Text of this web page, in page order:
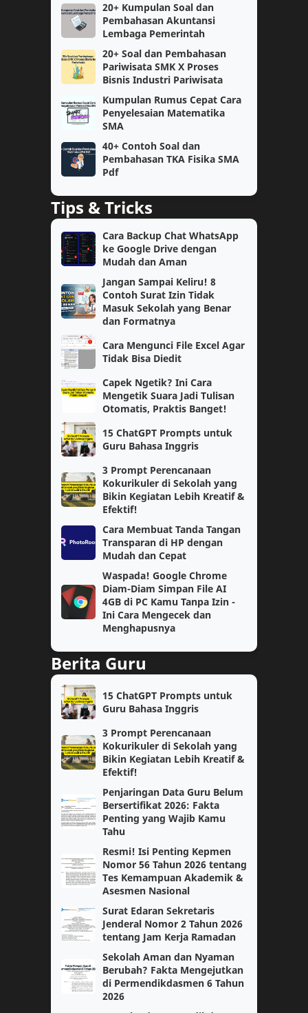
Kelas 1
Kurikulum Merdeka Belajar KSN
Bahasa Inggris
SAT
Semester 2
OSN
Akuntansi Bahasa Indonesia
Cerita Reflektif Motivasi
SAS
Tutorial
Pembahasan
Lomba Siswa
Materi Pelajaran PPG Daljab
Ekonomi
Kelas 4
PAS
Semester 1
jaringan kelas 2
Coding
Guru Kelas
Kokurikuler
PJOK
Pendidikan Pancasila Sejarah
paskibraka
20+ Kumpulan Soal dan
Pembahasan Akuntansi
Lembaga Pemerintah
20+ Soal dan Pembahasan
Pariwisata SMK X Proses
Bisnis Industri Pariwisata
Kumpulan Rumus Cepat Cara
Penyelesaian Matematika
SMA
40+ Contoh Soal dan
Pembahasan TKA Fisika SMA
Pdf
Tips & Tricks
Cara Backup Chat WhatsApp
ke Google Drive dengan
Mudah dan Aman
Jangan Sampai Keliru! 8
Contoh Surat Izin Tidak
Masuk Sekolah yang Benar
dan Formatnya
Cara Mengunci File Excel Agar
Tidak Bisa Diedit
Capek Ngetik? Ini Cara
Mengetik Suara Jadi Tulisan
Otomatis, Praktis Banget!
15 ChatGPT Prompts untuk
Guru Bahasa Inggris
3 Prompt Perencanaan
Kokurikuler di Sekolah yang
Bikin Kegiatan Lebih Kreatif &
Efektif!
Cara Membuat Tanda Tangan
Transparan di HP dengan
Mudah dan Cepat
Waspada! Google Chrome
Diam-Diam Simpan File AI
4GB di PC Kamu Tanpa Izin -
Ini Cara Mengecek dan
Menghapusnya
Berita Guru
15 ChatGPT Prompts untuk
Guru Bahasa Inggris
3 Prompt Perencanaan
Kokurikuler di Sekolah yang
Bikin Kegiatan Lebih Kreatif &
Efektif!
Penjaringan Data Guru Belum
Bersertifikat 2026: Fakta
Penting yang Wajib Kamu
Tahu
Resmi! Isi Penting Kepmen
Nomor 56 Tahun 2026 tentang
Tes Kemampuan Akademik &
Asesmen Nasional
Surat Edaran Sekretaris
Jenderal Nomor 2 Tahun 2026
tentang Jam Kerja Ramadan
Sekolah Aman dan Nyaman
Berubah? Fakta Mengejutkan
di Permendikdasmen 6 Tahun
2026